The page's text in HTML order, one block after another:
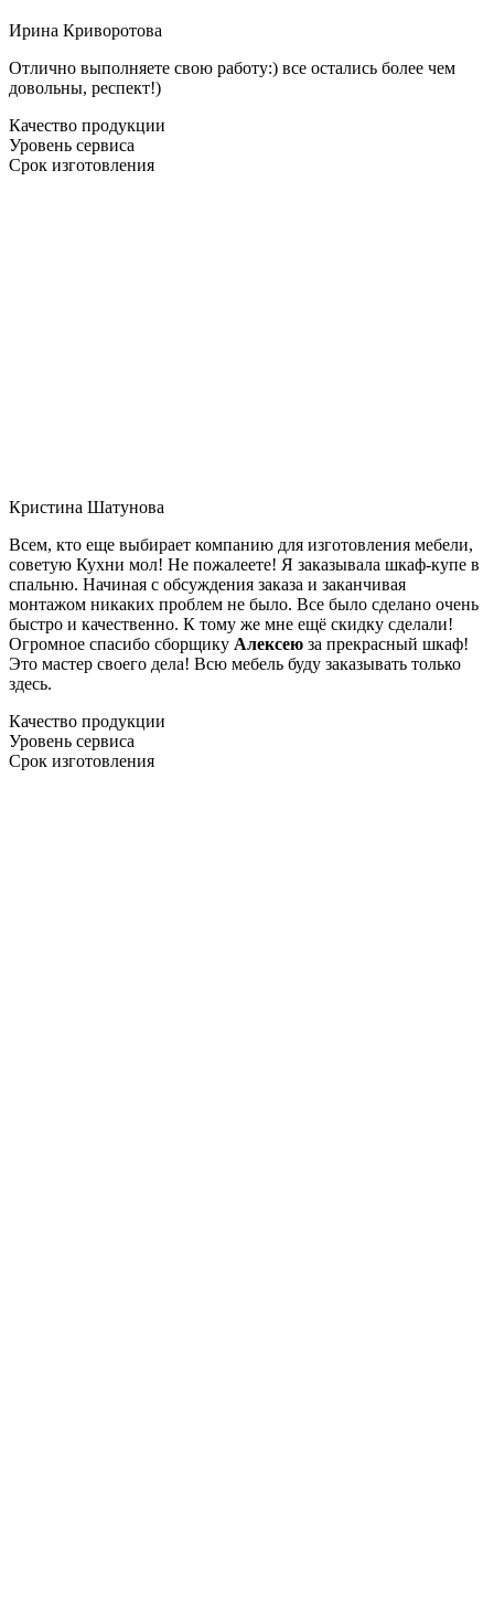
Ирина Криворотова
Отлично выполняете свою работу:) все остались более чем
довольны, респект!)
Качество продукции
Уровень сервиса
Срок изготовления
Кристина Шатунова
Всем, кто еще выбирает компанию для изготовления мебели,
советую Кухни мол! Не пожалеете! Я заказывала шкаф-купе в
спальню. Начиная с обсуждения заказа и заканчивая
монтажом никаких проблем не было. Все было сделано очень
быстро и качественно. К тому же мне ещё скидку сделали!
Огромное спасибо сборщику Алексею за прекрасный шкаф!
Это мастер своего дела! Всю мебель буду заказывать только
здесь.
Качество продукции
Уровень сервиса
Срок изготовления